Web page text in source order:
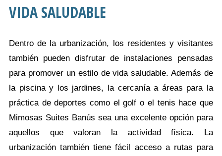
VIDA SALUDABLE
Dentro de la urbanización, los residentes y visitantes
también pueden disfrutar de instalaciones pensadas
para promover un estilo de vida saludable. Además de
la piscina y los jardines, la cercanía a áreas para la
práctica de deportes como el golf o el tenis hace que
Mimosas Suites Banús sea una excelente opción para
aquellos que valoran la actividad física. La
urbanización también tiene fácil acceso a rutas para